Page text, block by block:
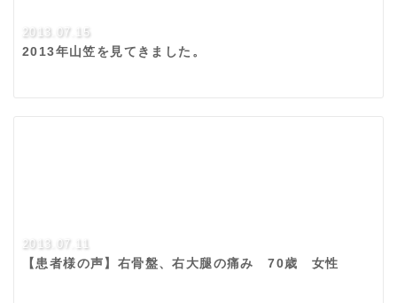
2013.07.15
2013年山笠を見てきました。
2013.07.11
【患者様の声】右骨盤、右大腿の痛み 70歳 女性